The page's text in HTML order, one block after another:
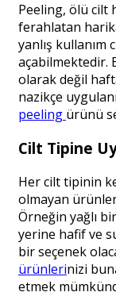
Peeling, ölü cilt
ferahlatan
yanlış
açabilmektedir.
olarak değil
nazikçe
peeling ürünü
Cilt Tipine
Her cilt tipinin
olmayan
Örneğin yağlı
yerine hafif ve
bir seçenek
ürünlerinizi
etmek